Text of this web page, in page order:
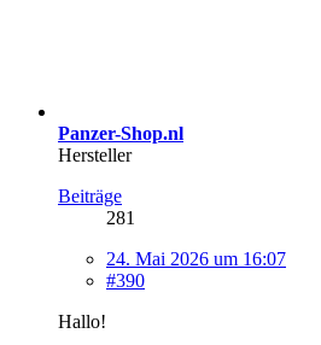
Panzer-Shop.nl
Hersteller
Beiträge
281
24. Mai 2026 um 16:07
#390
Hallo!